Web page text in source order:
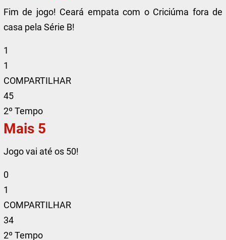
Fim de jogo! Ceará empata com o Criciúma fora de
casa pela Série B!
1
1
COMPARTILHAR
45
2º Tempo
Mais 5
Jogo vai até os 50!
0
1
COMPARTILHAR
34
2º Tempo